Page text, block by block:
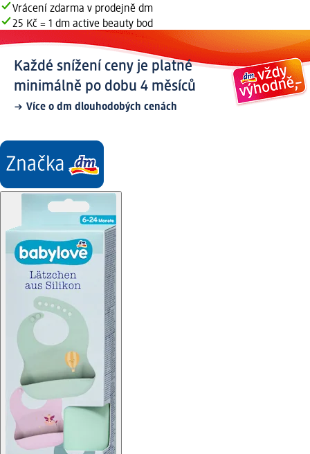
Vrácení zdarma v prodejně dm
25 Kč = 1 dm active beauty bod
Každé snížení ceny je platné
minimálně po dobu 4 měsíců
Více o dm dlouhodobých cenách